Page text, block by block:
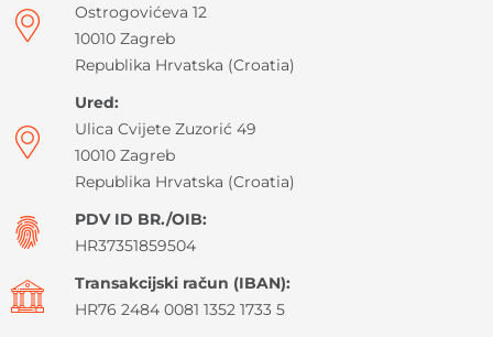
Ostrogovićeva 12
10010 Zagreb
Republika Hrvatska (Croatia)
Ured:
Ulica Cvijete Zuzorić 49
10010 Zagreb
Republika Hrvatska (Croatia)
PDV ID BR./OIB:
HR37351859504
Transakcijski račun (IBAN):
HR76 2484 0081 1352 1733 5